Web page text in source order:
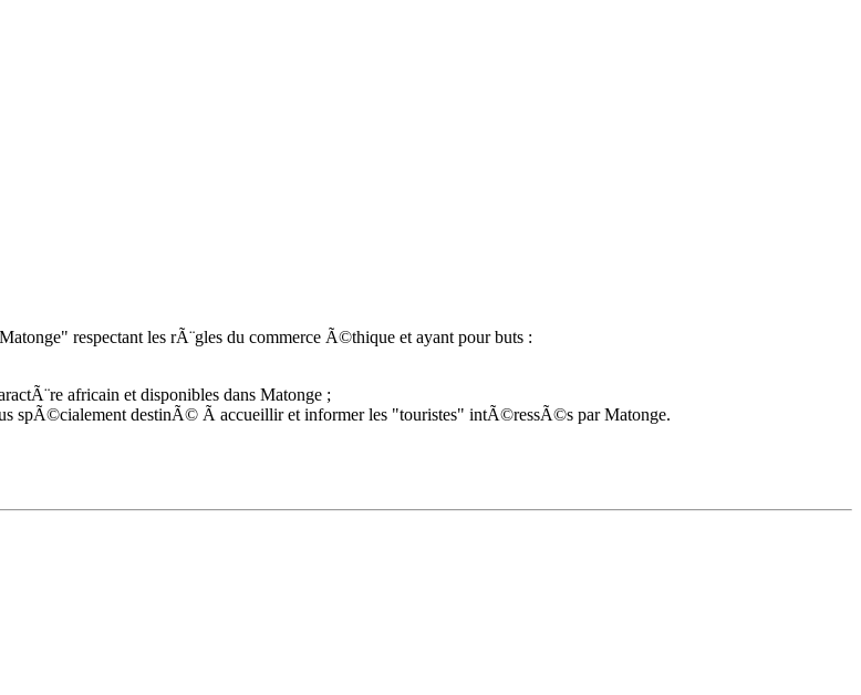
respectant les rÃ¨gles du commerce Ã©thique et ayant pour buts :
africain et disponibles dans Matonge ;
spÃ©cialement destinÃ© Ã accueillir et informer les "touristes" intÃ©ressÃ©s par Matonge.